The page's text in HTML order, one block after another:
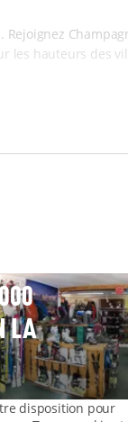
Rejoignez
les hauteurs des
la
Mont Bochor et
minutes à pied.
jour de ski à
de randonnées
LA
disposition pour